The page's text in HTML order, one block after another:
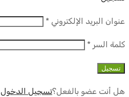
عنوان البريد الإلكتروني *
كلمة السر *
تسجيل
هل أنت عضو بالفعل؟تسجيل الدخول